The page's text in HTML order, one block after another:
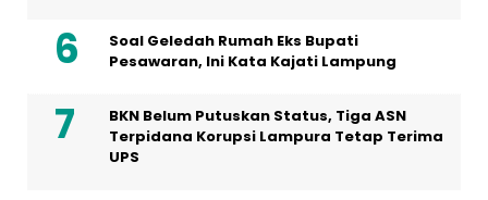
Soal Geledah Rumah Eks Bupati
Pesawaran, Ini Kata Kajati Lampung
BKN Belum Putuskan Status, Tiga ASN
Terpidana Korupsi Lampura Tetap Terima
UPS